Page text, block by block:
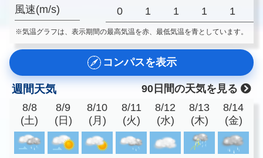
風速(m/s) 0 1 1 1 1
※気温グラフは、表示期間の最高気温を赤、最低気温を青としています。
コンパスを表示
週間天気
90日間の天気を見る
8/8
(土)
8/9
(日)
8/10
(月)
8/11
(火)
8/12
(水)
8/13
(木)
8/14
(金)